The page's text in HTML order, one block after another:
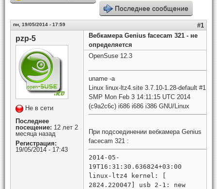
Последнее сообщение
пн, 19/05/2014 - 17:59 #1
pzp-5
Не в сети
Последнее
посещение: 12 лет 2
месяца назад
Регистрация:
19/05/2014 - 17:43
Вебкамера Genius facecam 321 - не
определяется
OpenSuse 12.3
uname -a
Linux linux-ltz4.site 3.7.10-1.28-default #1
SMP Mon Feb 3 14:11:15 UTC 2014
(c9a2c6c) i686 i686 i386 GNU/Linux
При подсоединении вебкамера Genius
facecam 321 :
2014-05-
19T16:31:30.636824+03:00
linux-ltz4 kernel: [
2824.220047] usb 2-1: new